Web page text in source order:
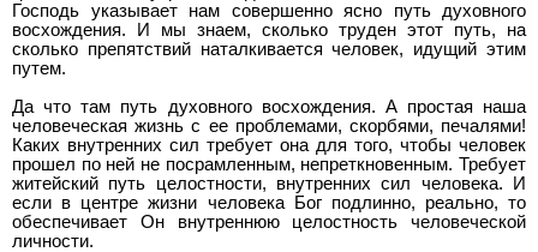
Господь указывает нам со­вершенно ясно путь духовного
восхождения. И мы знаем, сколько труден этот путь, на
сколько препятствий наталкивается человек, идущий этим
путем.
Да что там путь духовного восхождения. А простая наша
человеческая жизнь с ее проблемами, скорбями, печалями!
Каких внутренних сил требует она для того, чтобы человек
прошел по ней не посрамленным, непреткновенным. Требует
житейский путь целостности, внутренних сил человека. И
если в центре жизни человека Бог подлинно, реально, то
обеспечивает Он внутреннюю целостность человеческой
личности.